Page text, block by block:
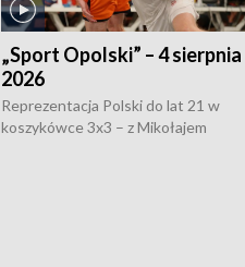
„Sport Opolski” – 4 sierpnia
2026
Reprezentacja Polski do lat 21 w
koszykówce 3x3 – z Mikołajem